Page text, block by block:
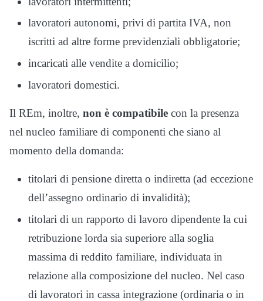
lavoratori autonomi, privi di partita IVA, non
iscritti ad altre forme previdenziali obbligatorie;
incaricati alle vendite a domicilio;
lavoratori domestici.
Il REm, inoltre, non è compatibile con la presenza
nel nucleo familiare di componenti che siano al
momento della domanda:
titolari di pensione diretta o indiretta (ad eccezione
dell’assegno ordinario di invalidità);
titolari di un rapporto di lavoro dipendente la cui
retribuzione lorda sia superiore alla soglia
massima di reddito familiare, individuata in
relazione alla composizione del nucleo. Nel caso
di lavoratori in cassa integrazione (ordinaria o in